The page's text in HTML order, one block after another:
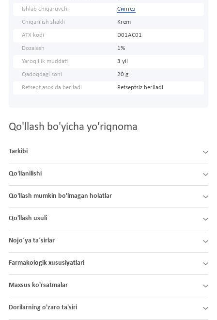
Ishlab chiqaruvchi Синтез
Chiqarilish shakli Krem
ATX kodi D01AC01
Dozalash 1%
Yaroqlilik muddati 3 yil
Qadoqdagi soni 20 g
Retsept asosida beriladi Retseptsiz beriladi
Qo'llash bo'yicha yo'riqnoma
Tarkibi
Qo'llanilishi
Qo'llash mumkin bo'lmagan holatlar
Qo'llash usuli
Nojo´ya ta´sirlar
Farmakologik xususiyatlari
Maxsus ko'rsatmalar
Dorilarning o'zaro ta'siri